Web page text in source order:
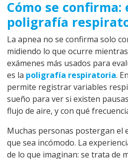
Cómo se confirma:
poligrafía
La apnea no se confirma solo
midiendo lo que ocurre
exámenes más usados para
es la poligrafía respiratoria.
permite registrar variables
sueño para ver si existen
flujo de aire, y con qué
Muchas personas postergan el
que sea incómodo. La
de lo que imaginan: se trata de